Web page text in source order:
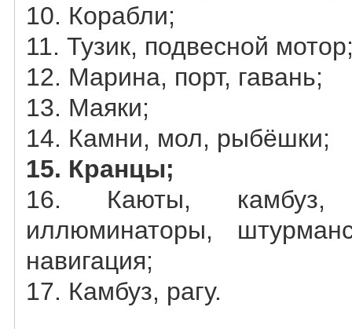
10. Корабли;
11. Тузик, подвесной
12. Марина, порт, гавань;
13. Маяки;
14. Камни, мол, рыбёшки;
15. Кранцы;
16. Каюты, камбуз,
иллюминаторы,
навигация;
17. Камбуз, рагу.